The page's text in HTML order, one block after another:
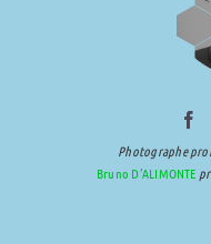
Photographe
Bruno D’ALIMONTE